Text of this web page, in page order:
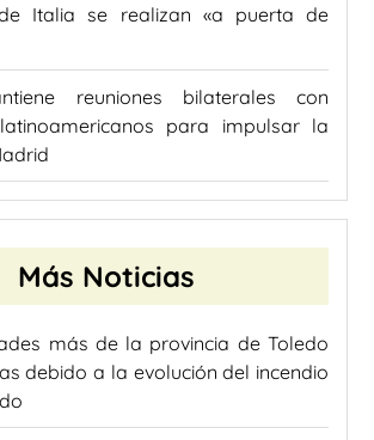
Italia se realizan «a puerta de
reuniones bilaterales con
para impulsar la
Más Noticias
más de la provincia de Toledo
debido a la evolución del incendio